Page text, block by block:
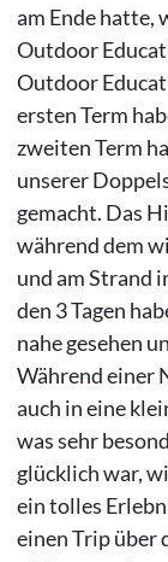
am Ende hatte,
Outdoor
Outdoor
ersten Term
zweiten Term
unserer
gemacht. Das
während dem
und am Strand
den 3 Tagen
nahe gesehen
Während einer
auch in eine
was sehr
glücklich war,
ein tolles
einen Trip über